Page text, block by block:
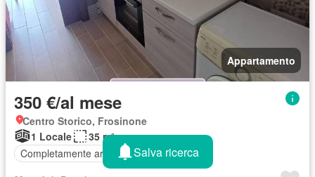
Appartamento
350 €/al mese
Centro Storico, Frosinone
1 Locale
35 m²
Completamente arredatoSalva ricerca